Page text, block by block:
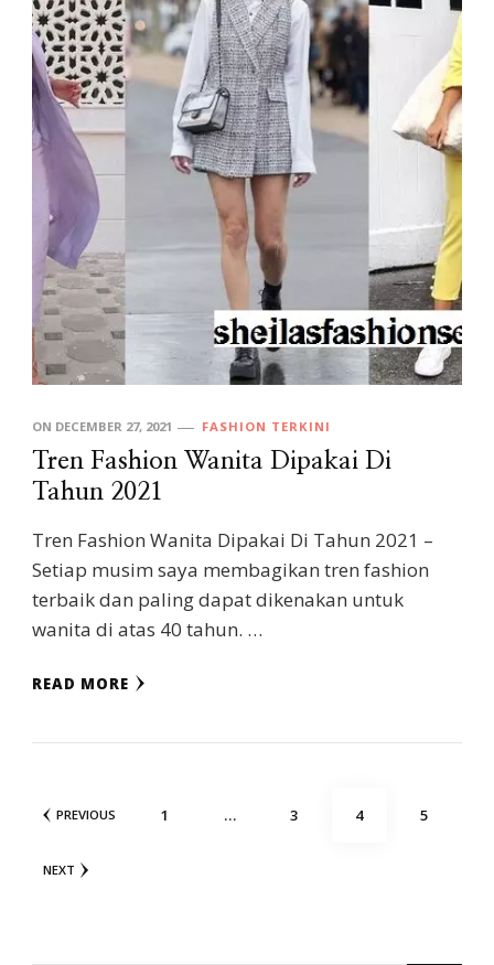
ON DECEMBER 27, 2021 FASHION TERKINI
Tren Fashion Wanita Dipakai Di
Tahun 2021
Tren Fashion Wanita Dipakai Di Tahun 2021 –
Setiap musim saya membagikan tren fashion
terbaik dan paling dapat dikenakan untuk
wanita di atas 40 tahun. …
READ MORE
Posts
PREVIOUS PAGE
1 … PAGE
3 PAGE
4 PAGE
5
NEXT